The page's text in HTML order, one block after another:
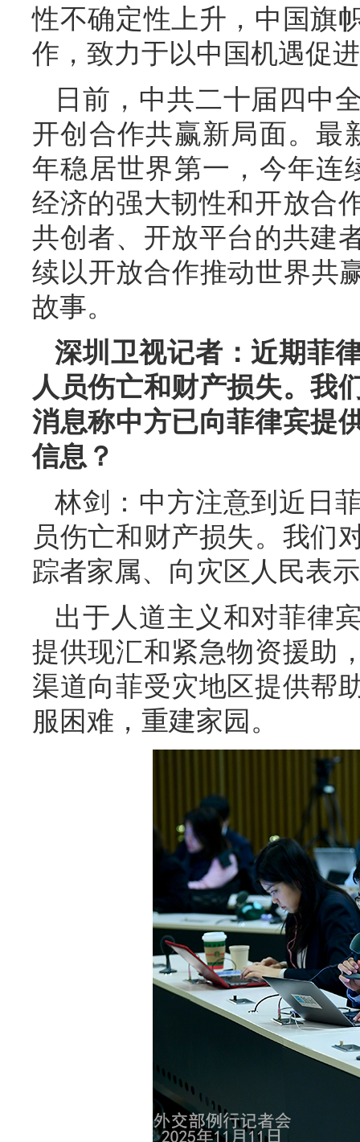
性不确定性上升，中国旗
作，致力于以中国机遇促
日前，中共二十届四中
开创合作共赢新局面。最
年稳居世界第一，今年连
经济的强大韧性和开放合
共创者、开放平台的共建
续以开放合作推动世界共
故事。
深圳卫视记者：近期菲
人员伤亡和财产损失。我
消息称中方已向菲律宾提
信息？
林剑：中方注意到近日
员伤亡和财产损失。我们
踪者家属、向灾区人民表
出于人道主义和对菲律
提供现汇和紧急物资援助
渠道向菲受灾地区提供帮
服困难，重建家园。